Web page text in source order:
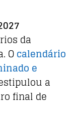
da
Ocalendário
e
a
final de